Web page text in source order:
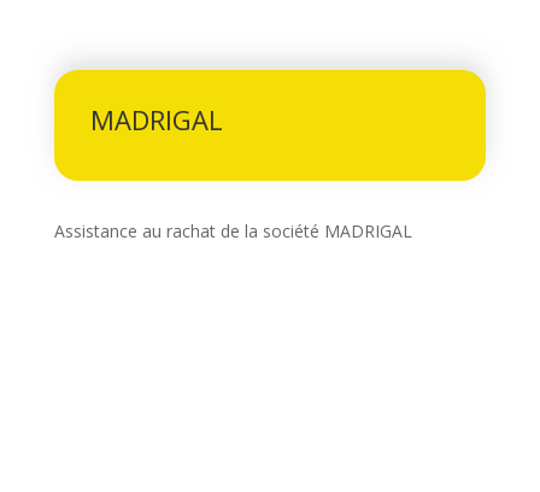
MADRIGAL
Assistance au rachat de la société MADRIGAL